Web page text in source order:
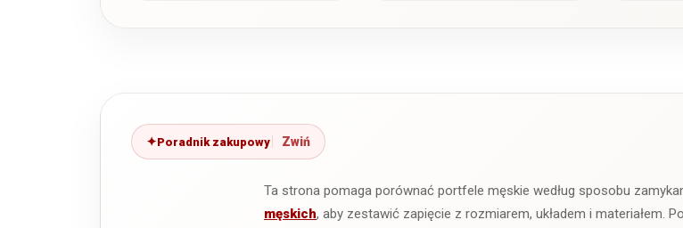
Poradnik zakupowy
Ta strona pomaga porównać portfele męskie według sposobu
męskich, aby zestawić zapięcie z rozmiarem, układem i materiałem.